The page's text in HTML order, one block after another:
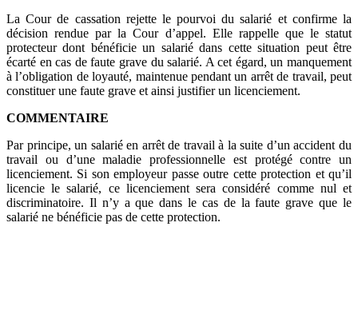
La Cour de cassation rejette le pourvoi du salarié et confirme la
décision rendue par la Cour d’appel. Elle rappelle que le statut
protecteur dont bénéficie un salarié dans cette situation peut être
écarté en cas de faute grave du salarié. A cet égard, un manquement
à l’obligation de loyauté, maintenue pendant un arrêt de travail, peut
constituer une faute grave et ainsi justifier un licenciement.
COMMENTAIRE
Par principe, un salarié en arrêt de travail à la suite d’un accident du
travail ou d’une maladie professionnelle est protégé contre un
licenciement. Si son employeur passe outre cette protection et qu’il
licencie le salarié, ce licenciement sera considéré comme nul et
discriminatoire. Il n’y a que dans le cas de la faute grave que le
salarié ne bénéficie pas de cette protection.